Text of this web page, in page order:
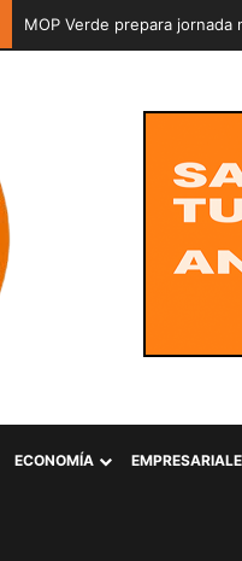
MOP Verde prepara
ECONOMÍA